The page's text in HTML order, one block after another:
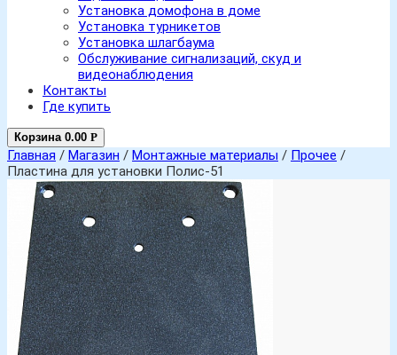
Установка домофона в доме
Установка турникетов
Установка шлагбаума
Обслуживание сигнализаций, скуд и
видеонаблюдения
Контакты
Где купить
Корзина 0.00 Р
Главная / Магазин / Монтажные материалы / Прочее /
Пластина для установки Полис-51